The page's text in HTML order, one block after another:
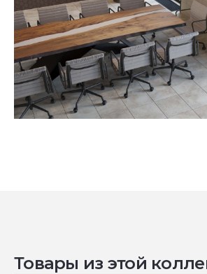
Товары из этой